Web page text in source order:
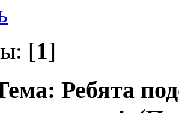
[1]
Ребята